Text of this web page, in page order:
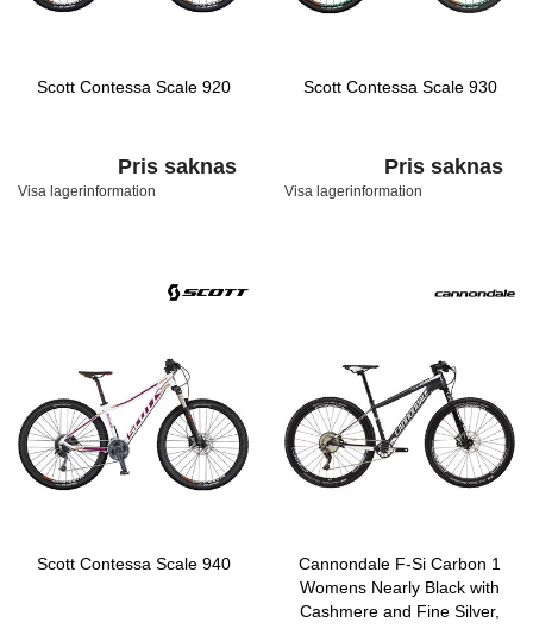
Scott Contessa Scale 920
Pris saknas
Visa lagerinformation
Scott Contessa Scale 930
Pris saknas
Visa lagerinformation
Scott Contessa Scale 940
Cannondale F-Si Carbon 1
Womens Nearly Black with
Cashmere and Fine Silver,